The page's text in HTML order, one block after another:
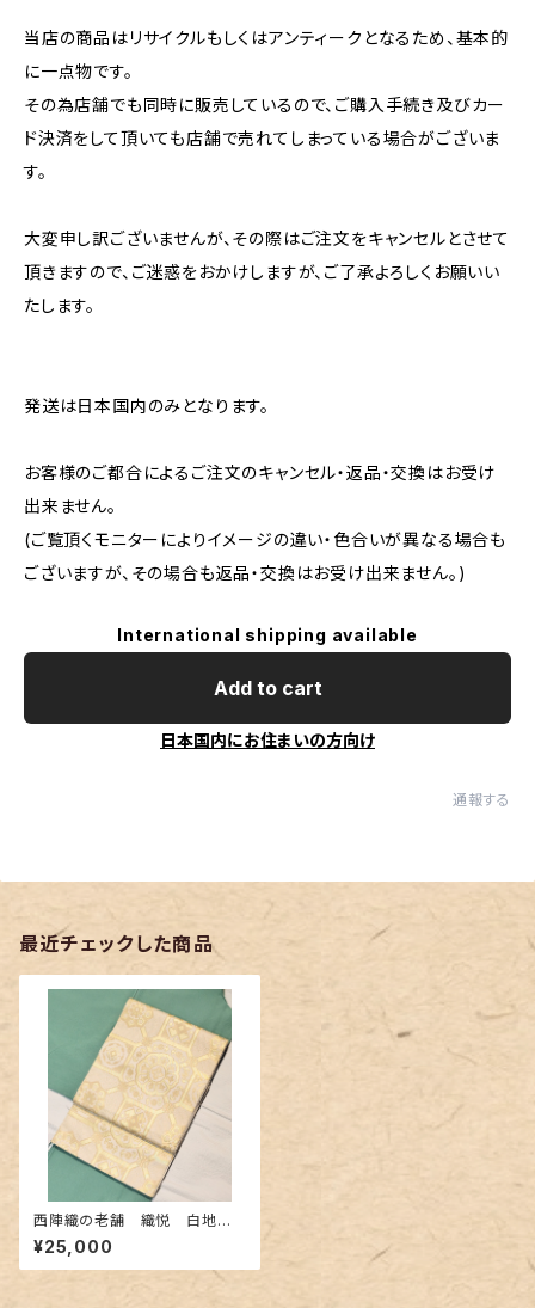
当店の商品はリサイクルもしくはアンティークとなるため、基本的
に一点物です。
その為店舗でも同時に販売しているので、ご購入手続き及びカー
ド決済をして頂いても店舗で売れてしまっている場合がございま
す。
大変申し訳ございませんが、その際はご注文をキャンセルとさせて
頂きますので、ご迷惑をおかけしますが、ご了承よろしくお願いい
たします。
発送は日本国内のみとなります。
お客様のご都合によるご注文のキャンセル・返品・交換はお受け
出来ません。
(ご覧頂くモニターによりイメージの違い・色合いが異なる場合も
ございますが、その場合も返品・交換はお受け出来ません。)
International shipping available
Add to cart
日本国内にお住まいの方向け
通報する
最近チェックした商品
西陣織の老舗 織悦 白地に
金糸の礼装袋帯
¥25,000